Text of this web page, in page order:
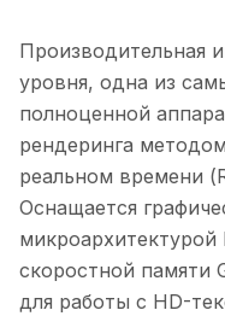
Производительная
уровня, одна из
полноценной
рендеринга
реальном времени
Оснащается
микроархитектурой
скоростной памяти
для работы с HD-